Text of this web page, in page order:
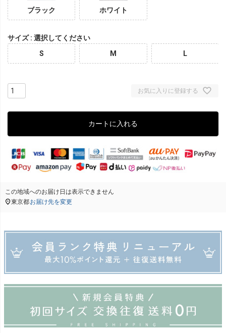
ブラック ホワイト
サイズ
選択してください
S
M L
お気に入りに登録する
カートに入れる
この地域へのお届け日は表示できません
東京都お届け先を変更